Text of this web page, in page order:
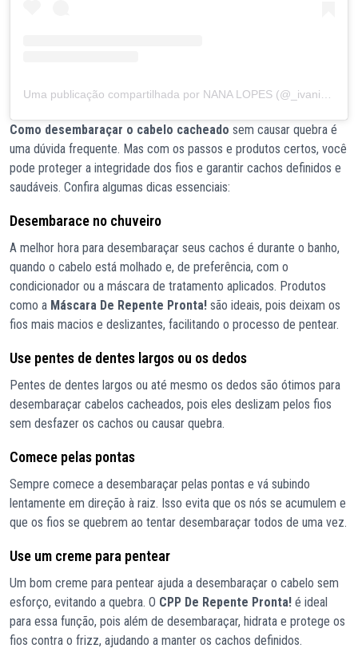
Uma publicação compartilhada por NANA LOPES (@_ivanialopes)
Como desembaraçar o cabelo cacheado sem causar quebra é
uma dúvida frequente. Mas com os passos e produtos certos, você
pode proteger a integridade dos fios e garantir cachos definidos e
saudáveis. Confira algumas dicas essenciais:
Desembarace no chuveiro
A melhor hora para desembaraçar seus cachos é durante o banho,
quando o cabelo está molhado e, de preferência, com o
condicionador ou a máscara de tratamento aplicados. Produtos
como a Máscara De Repente Pronta! são ideais, pois deixam os
fios mais macios e deslizantes, facilitando o processo de pentear.
Use pentes de dentes largos ou os dedos
Pentes de dentes largos ou até mesmo os dedos são ótimos para
desembaraçar cabelos cacheados, pois eles deslizam pelos fios
sem desfazer os cachos ou causar quebra.
Comece pelas pontas
Sempre comece a desembaraçar pelas pontas e vá subindo
lentamente em direção à raiz. Isso evita que os nós se acumulem e
que os fios se quebrem ao tentar desembaraçar todos de uma vez.
Use um creme para pentear
Um bom creme para pentear ajuda a desembaraçar o cabelo sem
esforço, evitando a quebra. O CPP De Repente Pronta! é ideal
para essa função, pois além de desembaraçar, hidrata e protege os
fios contra o frizz, ajudando a manter os cachos definidos.